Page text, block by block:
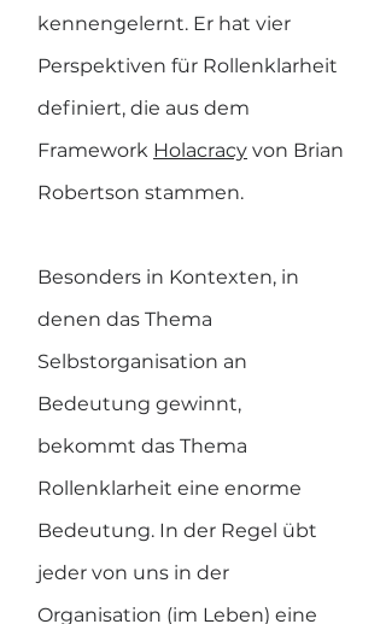
kennengelernt. Er hat vier
Perspektiven für Rollenklarheit
definiert, die aus dem
Framework Holacracy von Brian
Robertson stammen.
Besonders in Kontexten, in
denen das Thema
Selbstorganisation an
Bedeutung gewinnt,
bekommt das Thema
Rollenklarheit eine enorme
Bedeutung. In der Regel übt
jeder von uns in der
Organisation (im Leben) eine